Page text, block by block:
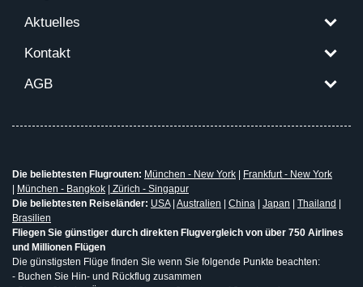
Aktuelles
Kontakt
AGB
Die beliebtesten Flugrouten: München - New York
Frankfurt - New York
München - Bangkok
Zürich - Singapur
Die beliebtesten Reiseländer: USA| Australien China Japan Thailand
Brasilien
Fliegen Sie günstiger durch direkten Flugvergleich von über 750 Airlines
und Millionen Flügen
Die günstigsten Flüge finden Sie wenn Sie folgende Punkte beachten:
- Buchen Sie Hin- und Rückflug zusammen